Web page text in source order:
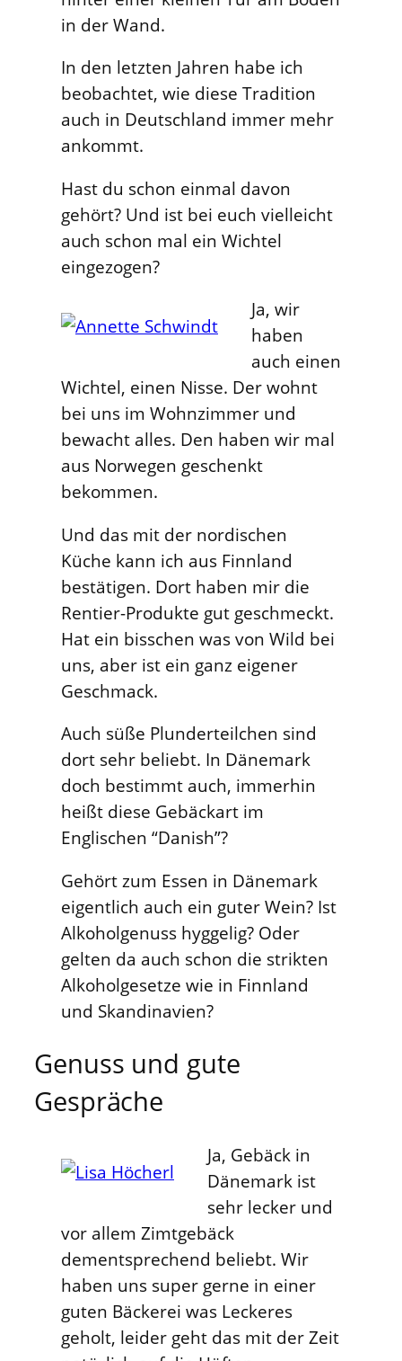
in der Wand.
In den letzten Jahren habe ich
beobachtet, wie diese Tradition
auch in Deutschland immer mehr
ankommt.
Hast du schon einmal davon
gehört? Und ist bei euch vielleicht
auch schon mal ein Wichtel
eingezogen?
Ja, wir
haben
auch einen
Wichtel, einen Nisse. Der wohnt
bei uns im Wohnzimmer und
bewacht alles. Den haben wir mal
aus Norwegen geschenkt
bekommen.
Und das mit der nordischen
Küche kann ich aus Finnland
bestätigen. Dort haben mir die
Rentier-Produkte gut geschmeckt.
Hat ein bisschen was von Wild bei
uns, aber ist ein ganz eigener
Geschmack.
Auch süße Plunderteilchen sind
dort sehr beliebt. In Dänemark
doch bestimmt auch, immerhin
heißt diese Gebäckart im
Englischen “Danish”?
Gehört zum Essen in Dänemark
eigentlich auch ein guter Wein? Ist
Alkoholgenuss hyggelig? Oder
gelten da auch schon die strikten
Alkoholgesetze wie in Finnland
und Skandinavien?
Genuss und gute
Gespräche
Ja, Gebäck in
Dänemark ist
sehr lecker und
vor allem Zimtgebäck
dementsprechend beliebt. Wir
haben uns super gerne in einer
guten Bäckerei was Leckeres
geholt, leider geht das mit der Zeit